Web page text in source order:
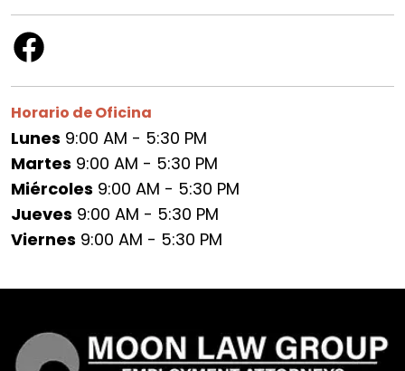
Horario de Oficina
Lunes 9:00 AM - 5:30 PM
Martes 9:00 AM - 5:30 PM
Miércoles 9:00 AM - 5:30 PM
Jueves 9:00 AM - 5:30 PM
Viernes 9:00 AM - 5:30 PM